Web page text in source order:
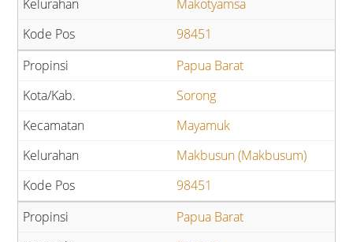
Makotyamsa
98451
Papua Barat
Sorong
Mayamuk
Makbusun (Makbusum)
98451
Papua Barat